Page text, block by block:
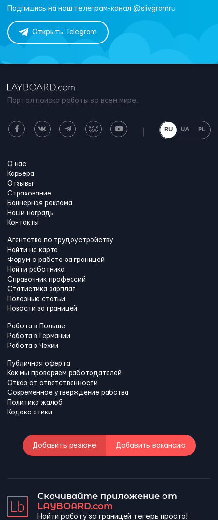
Подпишись на наш телеграм-канал @slivgramru
Открыть Telegram
Портал поиска работы во всем мире.
RU UA PL
О нас
Карьера
Отзывы
Страхование
Баннерная реклама
Наши награды
Контакты
Агентства по трудоустройству
Найти на карте
Форум о работе за границей
Найти работника
Справочник профессий
Статистика зарплат
Полезные статьи
Новости за границей
Работа в Польше
Работа в Германии
Работа в Чехии
Публичная оферта
Как мы проверяем работодателей
Отказ от ответственности
Современное утверждение рабства
Политика жалоб
Кодекс этики
Добавить резюме Добавить вакансию
Скачивайте приложение от
LAYBOARD.com
Найти работу за границей теперь просто!